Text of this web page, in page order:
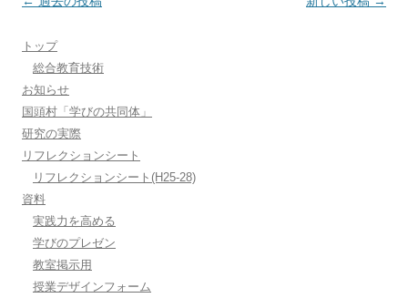
ナ
ビ
ー
シ
ョ
ン
トップ
総合教育技術
お知らせ
国頭村「学びの共同体」
研究の実際
リフレクションシート
リフレクションシート(H25-28)
資料
実践力を高める
学びのプレゼン
教室掲示用
授業デザインフォーム